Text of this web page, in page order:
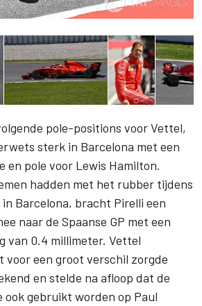
pole-positions voor Vettel,
sterk in Barcelona met een
en pole voor Lewis Hamilton.
hadden met het rubber tijdens
Barcelona, bracht Pirelli een
naar de Spaanse GP met een
van 0.4 millimeter. Vettel
voor een groot verschil zorgde
en stelde na afloop dat de
ook gebruikt worden op Paul